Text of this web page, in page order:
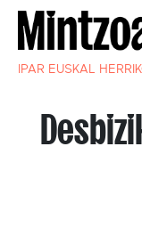
IPAR EUSKAL